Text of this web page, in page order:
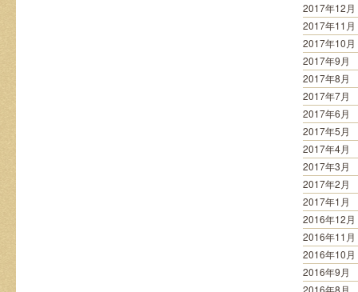
2017年12月
2017年11月
2017年10月
2017年9月
2017年8月
2017年7月
2017年6月
2017年5月
2017年4月
2017年3月
2017年2月
2017年1月
2016年12月
2016年11月
2016年10月
2016年9月
2016年8月